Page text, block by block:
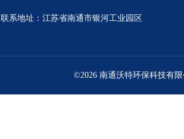
联系地址：江苏省南通市银河工业园区
©2026 南通沃特环保科技有